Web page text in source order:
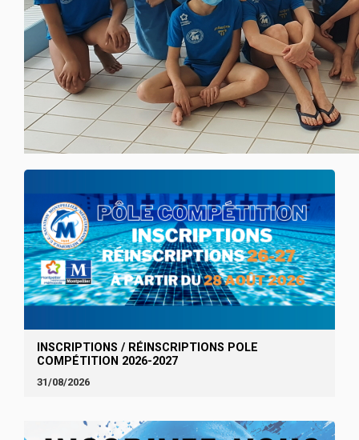
INSCRIPTIONS / RÉINSCRIPTIONS POLE
COMPÉTITION 2026-2027
31/08/2026